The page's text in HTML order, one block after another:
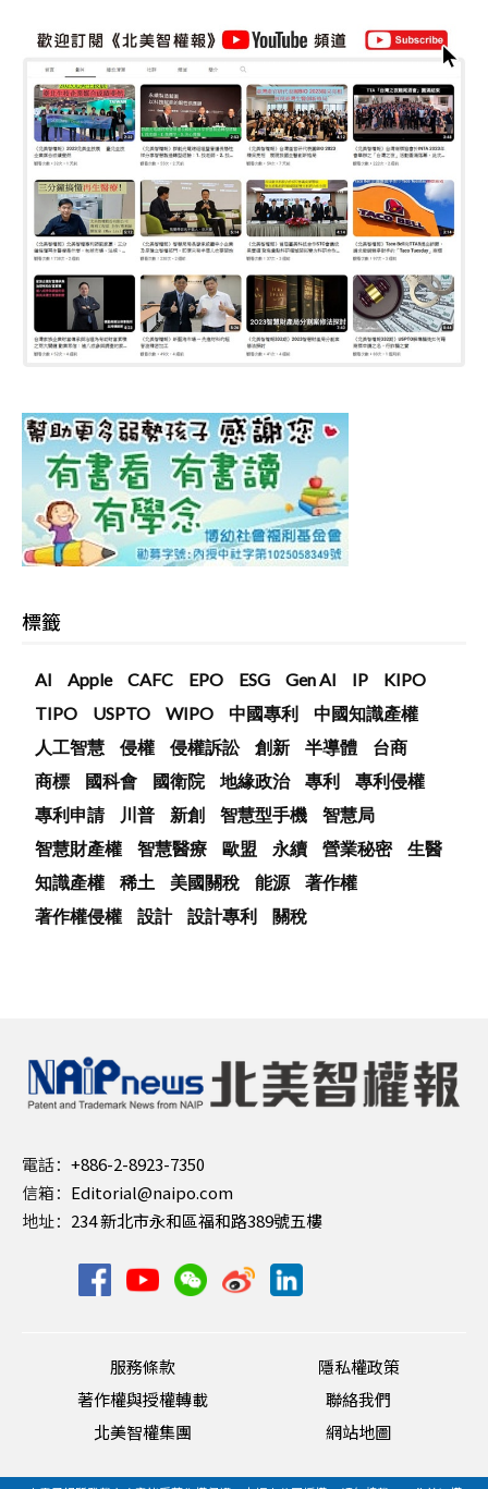
標籤
AI Apple CAFC EPO ESG Gen AI IP
KIPO
TIPO
USPTO WIPO 中國專利
中國知識產權
人工智慧
侵權 侵權訴訟 創新 半導體
台商
商標
國科會 國衛院 地緣政治 專利
專利侵權
專利申請
川普 新創 智慧型手機
智慧局
智慧財產權
智慧醫療 歐盟 永續 營業秘密
生醫
知識產權
稀土 美國關稅 能源
著作權
著作權侵權
設計 設計專利 關稅
電話： +886-2-8923-7350
信箱： Editorial@naipo.com
地址： 234 新北市永和區福和路389號五樓
服務條款
隱私權政策
著作權與授權轉載
聯絡我們
北美智權集團
網站地圖